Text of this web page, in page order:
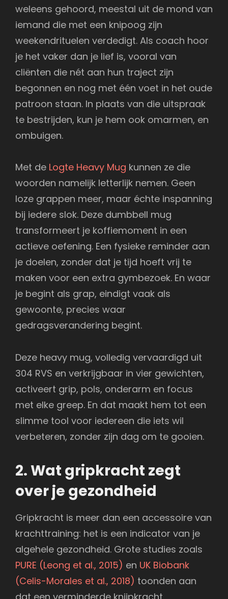
weleens gehoord, meestal uit de mond van
iemand die met een knipoog zijn
weekendrituelen verdedigt. Als coach hoor
je het vaker dan je lief is, vooral van
cliënten die nét aan hun traject zijn
begonnen en nog met één voet in het oude
patroon staan. In plaats van die uitspraak
te bestrijden, kun je hem ook omarmen, en
ombuigen.
Met de Logte Heavy Mug kunnen ze die
woorden namelijk letterlijk nemen. Geen
loze grappen meer, maar échte inspanning
bij iedere slok. Deze dumbbell mug
transformeert je koffiemoment in een
actieve oefening. Een fysieke reminder aan
je doelen, zonder dat je tijd hoeft vrij te
maken voor een extra gymbezoek. En waar
je begint als grap, eindigt vaak als
gewoonte, precies waar
gedragsverandering begint.
Deze heavy mug, volledig vervaardigd uit
304 RVS en verkrijgbaar in vier gewichten,
activeert grip, pols, onderarm en focus
met elke greep. En dat maakt hem tot een
slimme tool voor iedereen die iets wil
verbeteren, zonder zijn dag om te gooien.
2. Wat gripkracht zegt
over je gezondheid
Gripkracht is meer dan een accessoire van
krachttraining: het is een indicator van je
algehele gezondheid. Grote studies zoals
PURE (Leong et al., 2015) en UK Biobank
(Celis-Morales et al., 2018) toonden aan